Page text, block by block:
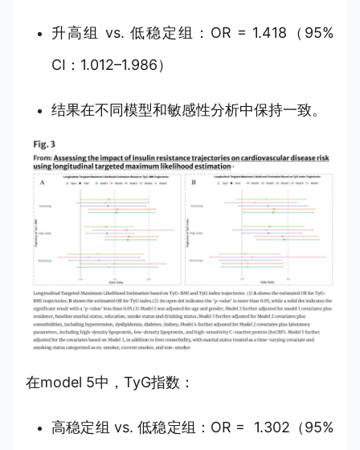
升高组 vs. 低稳定组：OR = 1.418（95%
CI：1.012–1.986）
结果在不同模型和敏感性分析中保持一致。
在model 5中，TyG指数：
高稳定组 vs. 低稳定组：OR = 1.302（95%